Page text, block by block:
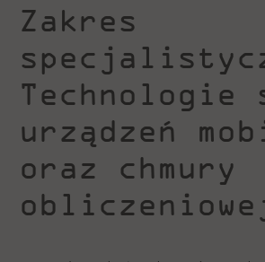
Zakres
Technologie
urządzeń
oraz chmury